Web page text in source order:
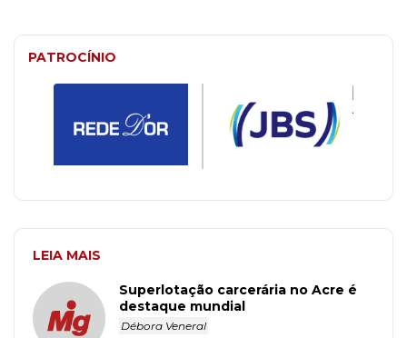
PATROCÍNIO
LEIA MAIS
Superlotação carcerária no Acre é
destaque mundial
Débora Veneral